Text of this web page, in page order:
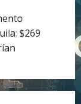
$269